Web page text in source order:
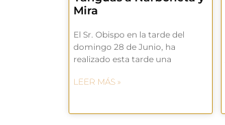
Mira
El Sr. Obispo en la tarde del
domingo 28 de Junio, ha
realizado esta tarde una
LEER MÁS »